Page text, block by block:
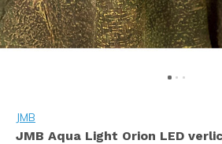
JMB
JMB Aqua Light Orion LED